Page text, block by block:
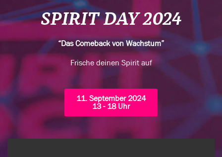
SPIRIT DAY 2024
“Das Comeback von Wachstum”
Frische deinen Spirit auf
11. September 2024
13 - 18 Uhr